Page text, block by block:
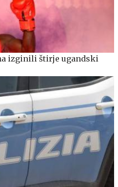
izginili štirje ugandski